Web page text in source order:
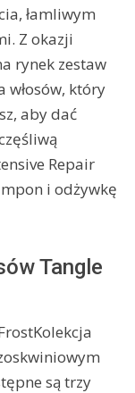
łamliwym
Z okazji
rynek zestaw
który
aby dać
Repair
i odżywkę
Tangle
są trzy